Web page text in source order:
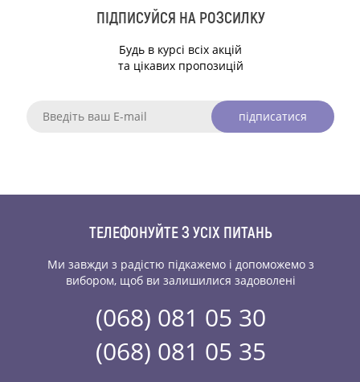
ПІДПИСУЙСЯ НА РОЗСИЛКУ
Будь в курсі всіх акцій
та цікавих пропозицій
підписатися
ТЕЛЕФОНУЙТЕ З УСІХ ПИТАНЬ
Ми завжди з радістю підкажемо і допоможемо з
вибором, щоб ви залишилися задоволені
(068) 081 05 30
(068) 081 05 35